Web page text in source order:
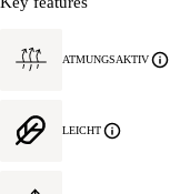
ATMUNGSAKTIV
LEICHT